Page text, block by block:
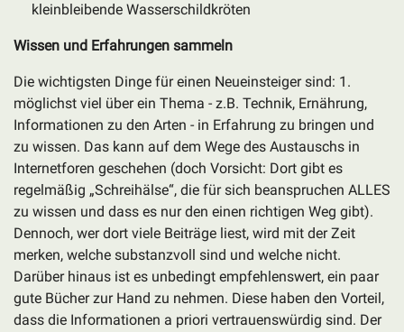
kleinbleibende Wasserschildkröten
Wissen und Erfahrungen sammeln
Die wichtigsten Dinge für einen Neueinsteiger sind: 1.
möglichst viel über ein Thema - z.B. Technik, Ernährung,
Informationen zu den Arten - in Erfahrung zu bringen und
zu wissen. Das kann auf dem Wege des Austauschs in
Internetforen geschehen (doch Vorsicht: Dort gibt es
regelmäßig „Schreihälse“, die für sich beanspruchen ALLES
zu wissen und dass es nur den einen richtigen Weg gibt).
Dennoch, wer dort viele Beiträge liest, wird mit der Zeit
merken, welche substanzvoll sind und welche nicht.
Darüber hinaus ist es unbedingt empfehlenswert, ein paar
gute Bücher zur Hand zu nehmen. Diese haben den Vorteil,
dass die Informationen a priori vertrauenswürdig sind. Der